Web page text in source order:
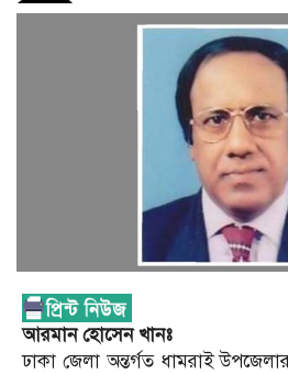
আরমান হোসেন খানঃ
ঢাকা জেলা অন্তর্গত ধামরাই